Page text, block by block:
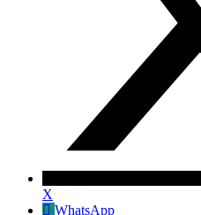
X
WhatsApp